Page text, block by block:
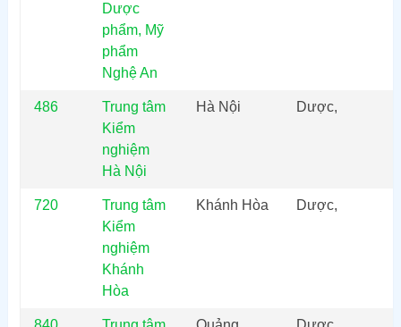
Dược
phẩm, Mỹ
phẩm
Nghệ An
486
Trung tâm
Kiểm
nghiệm
Hà Nội
Hà Nội Dược,
720
Trung tâm
Kiểm
nghiệm
Khánh
Hòa
Khánh Hòa Dược,